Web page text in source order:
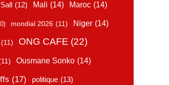
(12) Mali (14) Maroc (14)
mondial 2026 (11) Niger (14)
(11) ONG CAFE (22)
Ousmane Sonko (14)
(17) politique (13)